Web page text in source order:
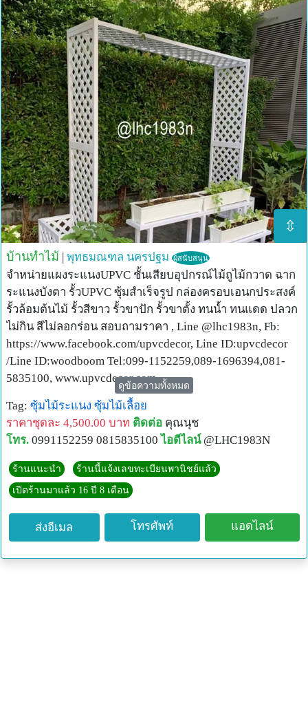
⇳
บ้านทำไม้ | พุทธมณฑล นครปฐม ผู้สนับสนุน
จำหน่ายแผงระแนงUPVC ชั้นเสียบอุปกรณ์ไม้ถูไม้กวาด ฉาก
ระแนงบังตา รั้วUPVC ซุ้มสำเร็จรูป กล่องครอบเอนกประสงค์
รั้วล้อมต้นไม้ รั้วสีขาว รั้วขาปัก รั้วขาตั้ง ทนน้ำ ทนแดด ปลวก
ไม่กิน สีไม่ลอกร่อน สอบถามราคา , Line @lhc1983n, Fb:
https://www.facebook.com/upvcdecor, Line ID:upvcdecor
/Line ID:woodboom Tel:099-1152259,089-1696394,081-
5835100, www.upvcdecor.com
ดูข้อความทั้งหมด
Tag: ซุ้มไม้ระแนง ซุ้มไม้เลื้อย
ราคาชุดละ 4,500.00 บาท ติดต่อ คุณนุช
โทร. 0991152259 0815835100 ไอดีไลน์ @LHC1983N
ร้านแนะนำ ร้านนี้แจ้งเลขทะเบียนพานิชย์แล้ว
เปิดร้านมาแล้ว 16 ปี 8 เดือน
ส่งอีเมล โทรศัพท์ แอดไลน์